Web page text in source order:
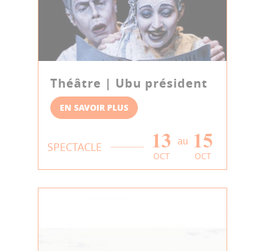
Théâtre | Ubu président
EN SAVOIR PLUS
SPECTACLE 13
OCT
au 15
OCT